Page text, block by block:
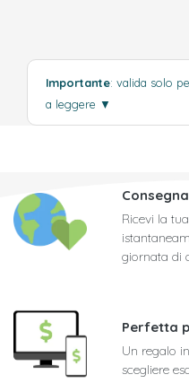
Importante: valida solo
a leggere ▼
Ricevi la
giornata di
Perfetta
Un regalo
scegliere